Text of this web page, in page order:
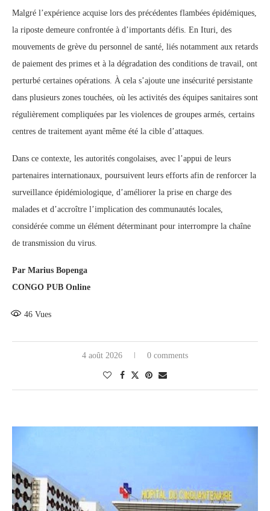
Malgré l’expérience acquise lors des précédentes flambées épidémiques,
la riposte demeure confrontée à d’importants défis. En Ituri, des
mouvements de grève du personnel de santé, liés notamment aux retards
de paiement des primes et à la dégradation des conditions de travail, ont
perturbé certaines opérations. À cela s’ajoute une insécurité persistante
dans plusieurs zones touchées, où les activités des équipes sanitaires sont
régulièrement compliquées par les violences de groupes armés, certains
centres de traitement ayant même été la cible d’attaques.
Dans ce contexte, les autorités congolaises, avec l’appui de leurs
partenaires internationaux, poursuivent leurs efforts afin de renforcer la
surveillance épidémiologique, d’améliorer la prise en charge des
malades et d’accroître l’implication des communautés locales,
considérée comme un élément déterminant pour interrompre la chaîne
de transmission du virus.
Par Marius Bopenga
CONGO PUB Online
46 Vues
4 août 2026 0 comments